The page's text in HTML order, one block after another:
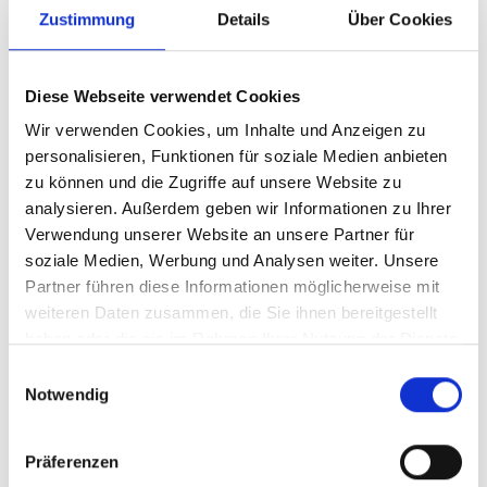
Zustimmung Details Über Cookies
Diese Webseite verwendet Cookies
Wir verwenden Cookies, um Inhalte und Anzeigen zu
personalisieren, Funktionen für soziale Medien anbieten
zu können und die Zugriffe auf unsere Website zu
analysieren. Außerdem geben wir Informationen zu Ihrer
Verwendung unserer Website an unsere Partner für
soziale Medien, Werbung und Analysen weiter. Unsere
Partner führen diese Informationen möglicherweise mit
weiteren Daten zusammen, die Sie ihnen bereitgestellt
Notwendig
Präferenzen
verlinkten Seiten ist jedoch ohne konkrete Anhaltspunkte
einer Rechtsverletzung nicht zumutbar. Bei Bekanntwerden
umgehend entfernen.
Urheberrecht
Die durch die Seitenbetreiber erstellten Inhalte und Werke
auf diesen Seiten unterliegen dem deutschen Urheberrecht.
Die Vervielfältigung, Bearbeitung, Verbreitung und jede Art
der Verwertung außerhalb der Grenzen des Urheberrechtes
bedürfen der schriftlichen Zustimmung des jeweiligen Autors
bzw. Erstellers. Downloads und Kopien dieser Seite sind nur
erstellt wurden, werden die Urheberrechte Dritter beachtet.
Urheberrechtsverletzung aufmerksam werden, bitten wir um